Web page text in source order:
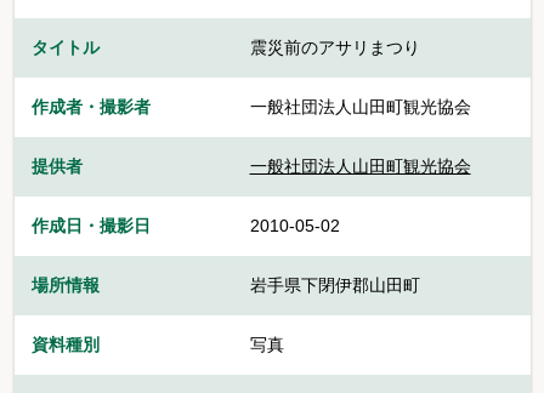
タイトル 震災前のアサリまつり
作成者・撮影者 一般社団法人山田町観光協会
提供者 一般社団法人山田町観光協会
作成日・撮影日 2010-05-02
場所情報 岩手県下閉伊郡山田町
資料種別 写真